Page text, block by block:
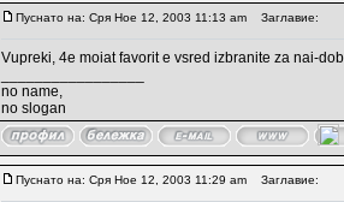
Пуснато на: Сря Ное 12, 2003 11:13 am Заглавие:
Vupreki, 4e moiat favorit e vsred izbranite za nai-
no name,
no slogan
Пуснато на: Сря Ное 12, 2003 11:29 am Заглавие: